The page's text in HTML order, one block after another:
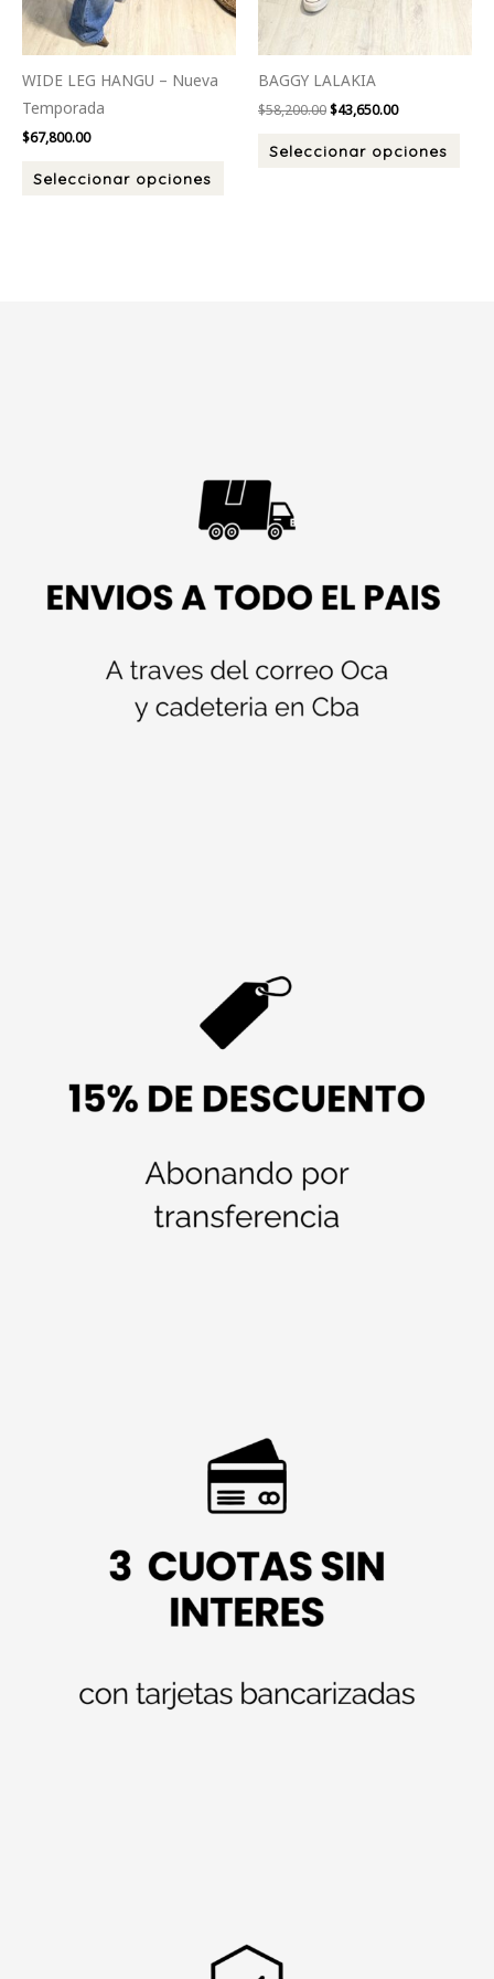
WIDE LEG HANGU – Nueva
Temporada
$67,800.00
Seleccionar opciones
página
productoBAGGY LALAKIA
$58,200.00$43,650.00
Seleccionar opciones